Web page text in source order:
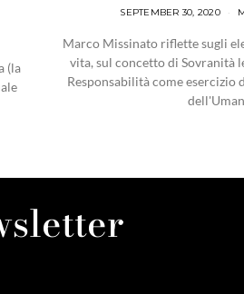
(la
SEPTEMBER 30, 2020
Marco Missinato riflette sugli
vita, sul concetto di Sovranità
Responsabilità come esercizio